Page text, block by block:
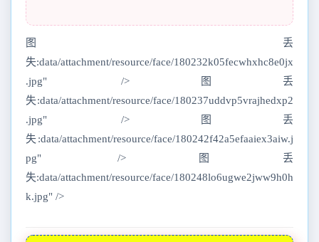
图丢
失:data/attachment/resource/face/180232k05fecwhxhc8e0jx
.jpg" />图丢
失:data/attachment/resource/face/180237uddvp5vrajhedxp2
.jpg" />图丢
失:data/attachment/resource/face/180242f42a5efaaiex3aiw.j
pg" />图丢
失:data/attachment/resource/face/180248lo6ugwe2jww9h0h
k.jpg" />